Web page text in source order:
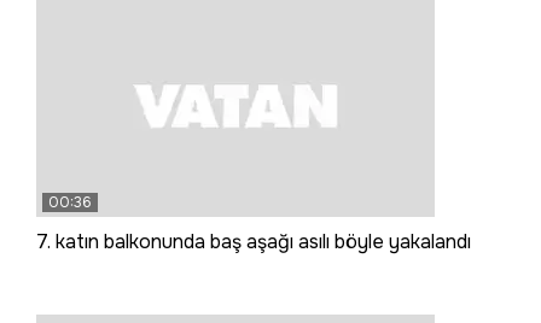
00:36
7. katın balkonunda baş aşağı asılı böyle yakalandı